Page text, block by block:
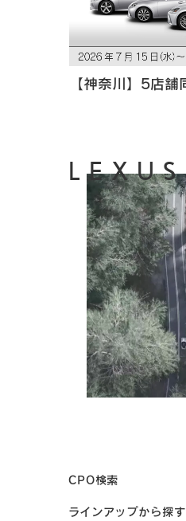
【神奈川】5店舗
CPO検索
ラインアップから探す